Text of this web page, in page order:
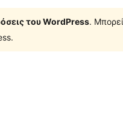
του WordPress.